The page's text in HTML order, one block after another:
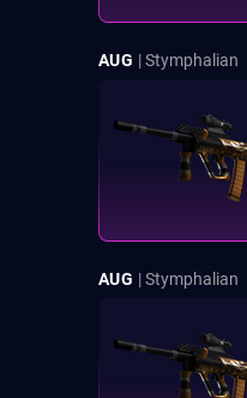
AUG | Stymphalian
AUG | Stymphalian